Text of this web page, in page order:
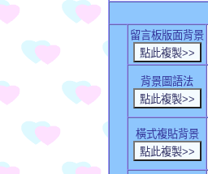
留言板版面背景
背景圖語法
橫式複貼背景